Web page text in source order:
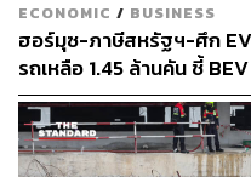
ECONOMIC / BUSINESS
ฮอร์มุซ-ภาษีสหรัฐฯ-ศึก EV
รถเหลือ 1.45 ล้านคัน ชี้